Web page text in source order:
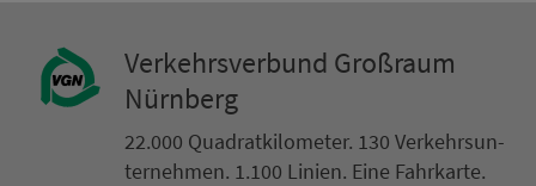
Ver­kehrs­ver­bund Groß­raum
Nürn­berg
22.000 Qua­drat­ki­lo­me­ter. 130 Ver­kehrs­un­
ter­neh­men. 1.100 Linien. Eine Fahr­kar­te.